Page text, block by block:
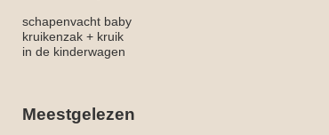
schapenvacht baby
kruikenzak + kruik
in de kinderwagen
Meestgelezen